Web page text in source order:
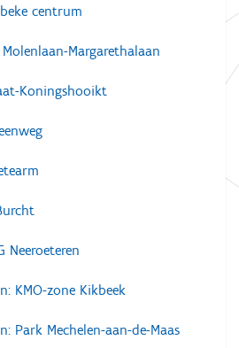
centrum
Margarethalaan
Koningshooikt
Neeroeteren
KMO-zone Kikbeek
Park Mechelen-aan-de-Maas